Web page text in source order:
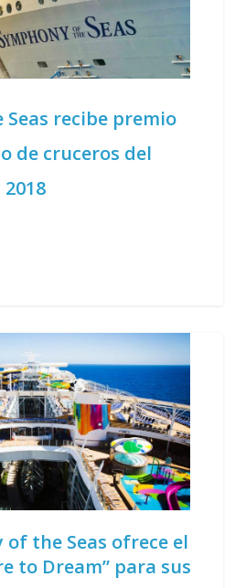
recibe premio
de cruceros del
of the Seas ofrece el
to Dream” para sus